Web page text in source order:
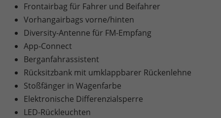
Frontairbag für Fahrer und Beifahrer
Vorhangairbags vorne/hinten
Diversity-Antenne für FM-Empfang
App-Connect
Berganfahrassistent
Rücksitzbank mit umklappbarer Rückenlehne
Stoßfänger in Wagenfarbe
Elektronische Differenzialsperre
LED-Rückleuchten